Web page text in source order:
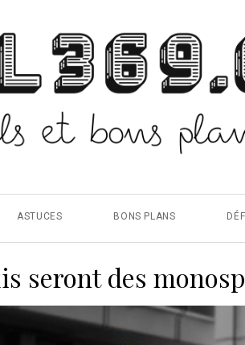
ASTUCES BONS PLANS
seront des